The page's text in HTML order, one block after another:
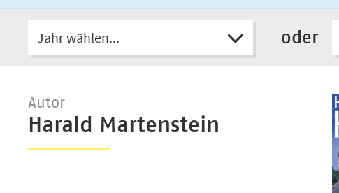
Jahr wählen... oder
Autor
Harald Martenstein